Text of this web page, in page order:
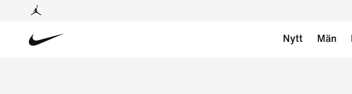
Nytt Män